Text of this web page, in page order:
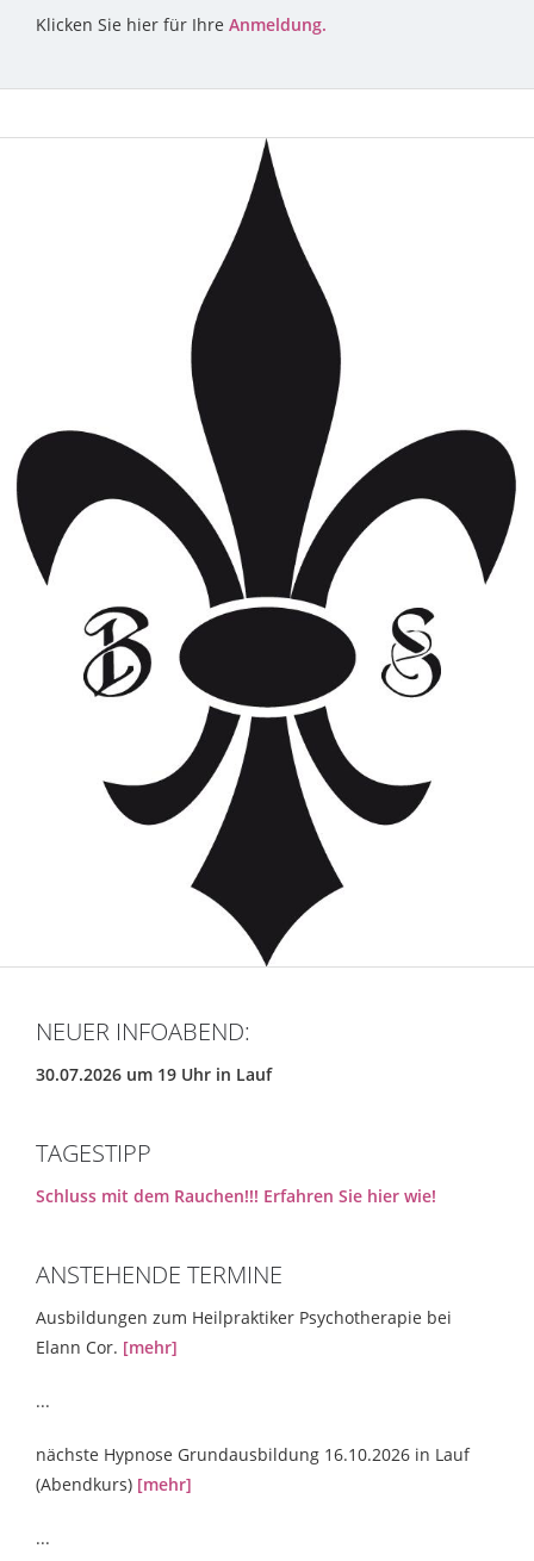
Klicken Sie hier für Ihre Anmeldung.
NEUER INFOABEND:
30.07.2026 um 19 Uhr in Lauf
TAGESTIPP
Schluss mit dem Rauchen!!! Erfahren Sie hier wie!
ANSTEHENDE TERMINE
Ausbildungen zum Heilpraktiker Psychotherapie bei
Elann Cor. [mehr]
...
nächste Hypnose Grundausbildung 16.10.2026 in Lauf
(Abendkurs) [mehr]
...